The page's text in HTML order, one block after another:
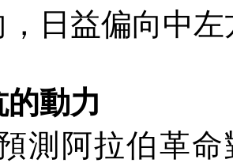
日益偏向中左
動力
測阿拉伯革